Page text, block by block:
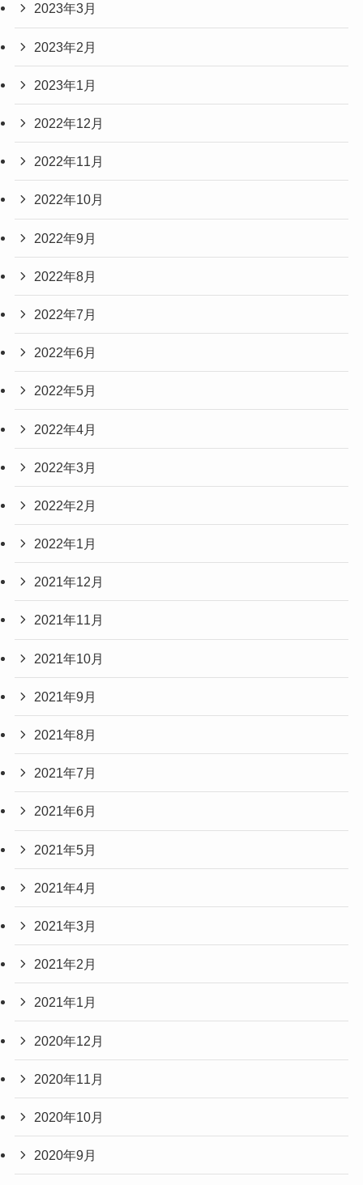
2023年3月
2023年2月
2023年1月
2022年12月
2022年11月
2022年10月
2022年9月
2022年8月
2022年7月
2022年6月
2022年5月
2022年4月
2022年3月
2022年2月
2022年1月
2021年12月
2021年11月
2021年10月
2021年9月
2021年8月
2021年7月
2021年6月
2021年5月
2021年4月
2021年3月
2021年2月
2021年1月
2020年12月
2020年11月
2020年10月
2020年9月